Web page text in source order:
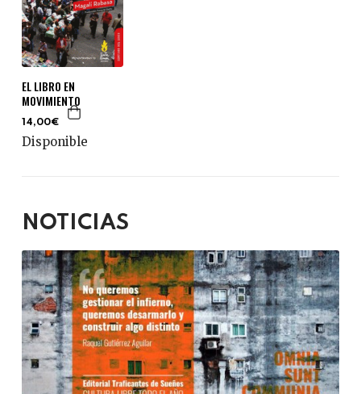
EL LIBRO EN
MOVIMIENTO
14,00€
Disponible
NOTICIAS